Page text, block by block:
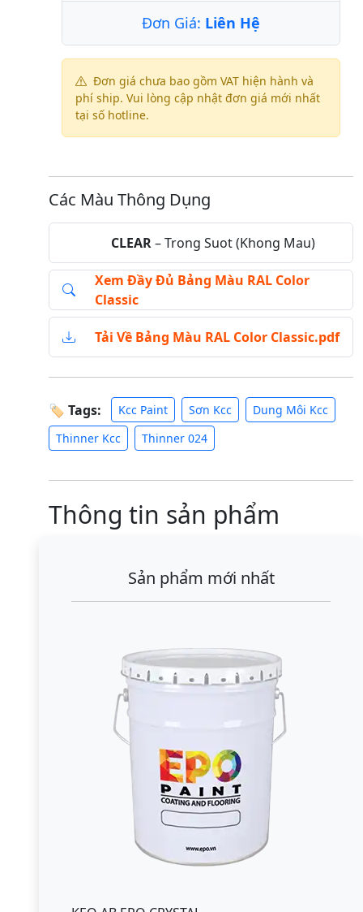
Đơn Giá: Liên Hệ
Đơn giá chưa bao gồm VAT hiện hành và
phí ship. Vui lòng cập nhật đơn giá mới nhất
tại số hotline.
Các Màu Thông Dụng
CLEAR– Trong Suot (Khong Mau)
Xem Đầy Đủ Bảng Màu RAL Color
Classic
Tải Về Bảng Màu RAL Color Classic.pdf
🏷 Tags: Kcc Paint Sơn Kcc
Dung Môi Kcc
Thinner Kcc
Thinner 024
Thông tin sản phẩm
Sản phẩm mới nhất